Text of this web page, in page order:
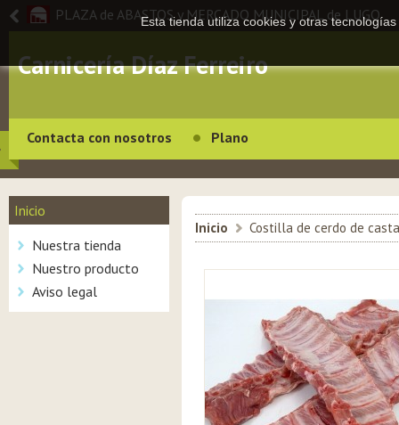
PLAZA de ABASTOS y MERCADO MUNICIPAL de LUGO
Carnicería Díaz Ferreiro
Contacta con nosotros Plano
Inicio
Nuestra tienda
Nuestro producto
Aviso legal
Inicio > Costilla de cerdo de
Esta tienda utiliza cookies y otras